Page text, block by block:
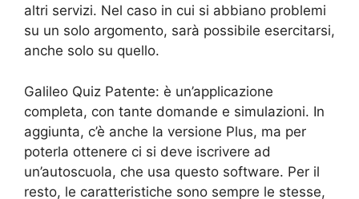
altri servizi. Nel caso in cui si abbiano problemi
su un solo argomento, sarà possibile esercitarsi,
anche solo su quello.
Galileo Quiz Patente: è un’applicazione
completa, con tante domande e simulazioni. In
aggiunta, c’è anche la versione Plus, ma per
poterla ottenere ci si deve iscrivere ad
un’autoscuola, che usa questo software. Per il
resto, le caratteristiche sono sempre le stesse,